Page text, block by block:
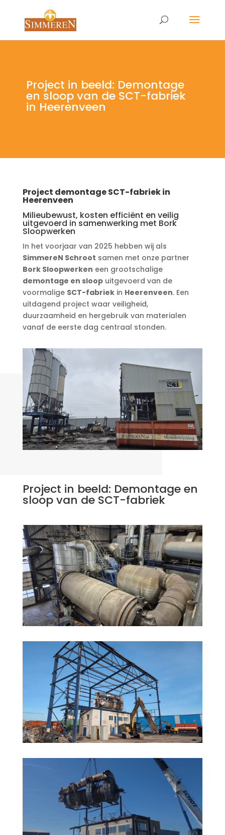
Project in beeld: Demontage
en sloop van de SCT-fabriek
in Heerenveen
Project demontage SCT-fabriek in
Heerenveen
Milieubewust, kosten efficiënt en veilig
uitgevoerd in samenwerking met Bork
Sloopwerken
In het voorjaar van 2025 hebben wij als
SimmereN Schroot samen met onze partner
Bork Sloopwerken een grootschalige
demontage en sloopuitgevoerd van de
voormalige SCT-fabriekin Heerenveen. Een
uitdagend project waar veiligheid,
duurzaamheid en hergebruik van materialen
vanaf de eerste dag centraal stonden.
Project in beeld: Demontage en
sloop van de SCT-fabriek